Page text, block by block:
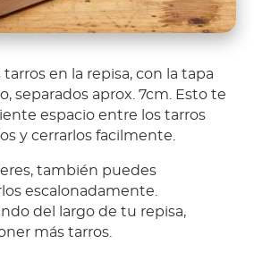
tarros en la repisa, con la tapa
separados aprox. 7cm. Esto te
espacio entre los tarros
y cerrarlos facilmente.
también puedes
escalonadamente.
del largo de tu repisa,
más tarros.